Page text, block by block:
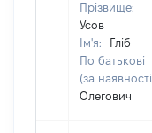
Прізвище:
Усов
Ім'я:
Гліб
По батькові
(за
Олегович